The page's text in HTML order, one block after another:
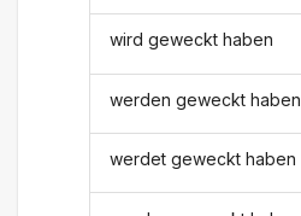
wird geweckt haben
werden geweckt haben
werdet geweckt haben